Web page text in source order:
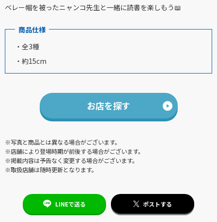
ベレー帽を被ったニャンコ先生と一緒に読書を楽しもう📖
商品仕様
・全3種
・約15cm
お店を探す
※写真と商品とは異なる場合がございます。
※店舗により登場時期が前後する場合がございます。
※掲載内容は予告なく変更する場合がございます。
※取扱店舗は随時更新となります。
LINEで送る ポストする